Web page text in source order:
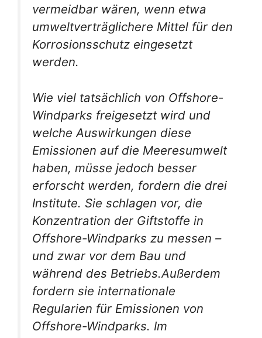
vermeidbar wären, wenn etwa
umweltverträglichere Mittel für den
Korrosionsschutz eingesetzt
werden.
Wie viel tatsächlich von Offshore-
Windparks freigesetzt wird und
welche Auswirkungen diese
Emissionen auf die Meeresumwelt
haben, müsse jedoch besser
erforscht werden, fordern die drei
Institute. Sie schlagen vor, die
Konzentration der Giftstoffe in
Offshore-Windparks zu messen –
und zwar vor dem Bau und
während des Betriebs.Außerdem
fordern sie internationale
Regularien für Emissionen von
Offshore-Windparks. Im